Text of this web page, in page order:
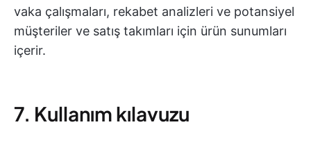
vaka çalışmaları, rekabet analizleri ve potansiyel
müşteriler ve satış takımları için ürün sunumları
içerir.
7. Kullanım kılavuzu